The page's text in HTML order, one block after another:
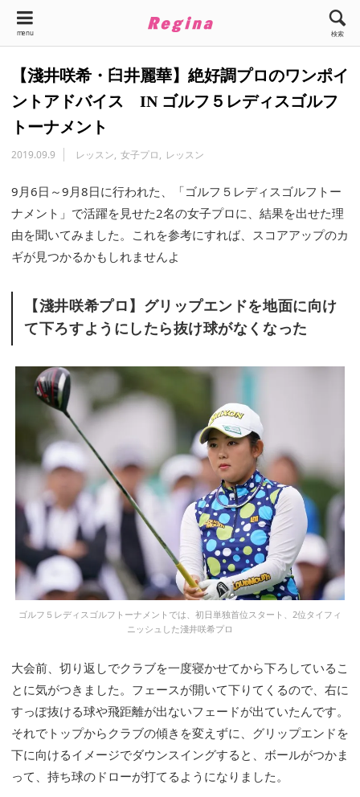
menu 検索
【淺井咲希・臼井麗華】絶好調プロのワンポイ
ントアドバイス IN ゴルフ５レディスゴルフ
トーナメント
2019.09.9 レッスン 女子プロ レッスン
9月6日～9月8日に行われた、「ゴルフ５レディスゴルフトー
ナメント」で活躍を見せた2名の女子プロに、結果を出せた理
由を聞いてみました。これを参考にすれば、スコアアップのカ
ギが見つかるかもしれませんよ
【淺井咲希プロ】グリップエンドを地面に向け
て下ろすようにしたら抜け球がなくなった
ゴルフ５レディスゴルフトーナメントでは、初日単独首位スタート、2位タイフィ
ニッシュした淺井咲希プロ
大会前、切り返しでクラブを一度寝かせてから下ろしているこ
とに気がつきました。フェースが開いて下りてくるので、右に
すっぽ抜ける球や飛距離が出ないフェードが出ていたんです。
それでトップからクラブの傾きを変えずに、グリップエンドを
下に向けるイメージでダウンスイングすると、ボールがつかま
って、持ち球のドローが打てるようになりました。